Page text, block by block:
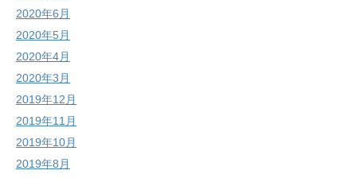
2020年6月
2020年5月
2020年4月
2020年3月
2019年12月
2019年11月
2019年10月
2019年8月